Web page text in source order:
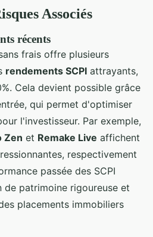
Associés
récents
frais offre plusieurs
rendements SCPI attrayants,
Cela devient possible grâce
qui permet d'optimiser
l'investisseur. Par exemple,
Zen et Remake Live affichent
respectivement
passée des SCPI
patrimoine rigoureuse et
placements immobiliers